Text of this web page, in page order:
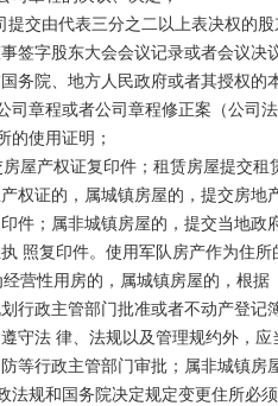
签字股东大会会议记录或者会议
务院、地方人民政府或者其授权的
权证的，属城镇房屋的，提交房
件；属非城镇房屋的，提交当地
照复印件。使用军队房产作为住所
行政主管部门批准或者不动产登记
守法 律、法规以及管理规约外，
等行政主管部门审批；属非城镇房